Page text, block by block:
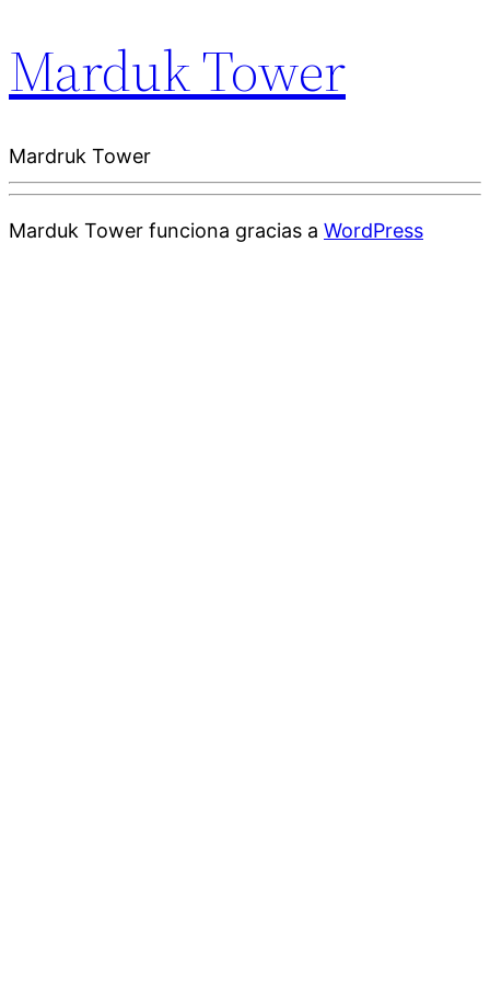
Marduk Tower
Mardruk Tower
Marduk Tower funciona gracias a WordPress